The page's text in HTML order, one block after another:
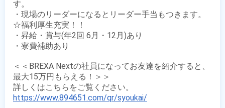
す。
・現場のリーダーになるとリーダー手当もつきます。
☆福利厚生充実！！
・昇給・賞与(年2回 6月・12月)あり
・寮費補助あり
＜＜BREXA Nextの社員になってお友達を紹介すると、
最大15万円もらえる！＞＞
https://www.894651.com/qr/syoukai/